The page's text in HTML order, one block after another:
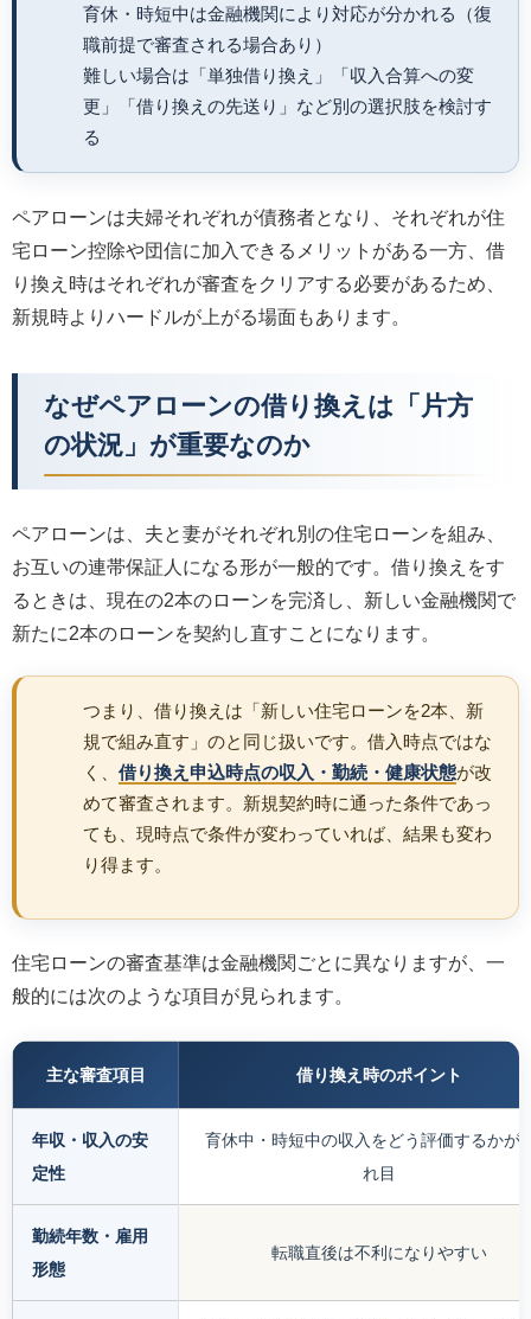
育休・時短中は金融機関により対応が分かれる（復
職前提で審査される場合あり）
難しい場合は「単独借り換え」「収入合算への変
更」「借り換えの先送り」など別の選択肢を検討す
る
ペアローンは夫婦それぞれが債務者となり、それぞれが住
宅ローン控除や団信に加入できるメリットがある一方、借
り換え時はそれぞれが審査をクリアする必要があるため、
新規時よりハードルが上がる場面もあります。
なぜペアローンの借り換えは「片方
の状況」が重要なのか
ペアローンは、夫と妻がそれぞれ別の住宅ローンを組み、
お互いの連帯保証人になる形が一般的です。借り換えをす
るときは、現在の2本のローンを完済し、新しい金融機関で
新たに2本のローンを契約し直すことになります。
つまり、借り換えは「新しい住宅ローンを2本、新
規で組み直す」のと同じ扱いです。借入時点ではな
く、 借り換え申込時点の収入・勤続・健康状態が改
めて審査されます。新規契約時に通った条件であっ
ても、現時点で条件が変わっていれば、結果も変わ
り得ます。
住宅ローンの審査基準は金融機関ごとに異なりますが、一
般的には次のような項目が見られます。
主な審査項目 借り換え時のポイント
年収・収入の安
定性
育休中・時短中の収入をどう評価するかが
れ目
勤続年数・雇用
形態
転職直後は不利になりやすい